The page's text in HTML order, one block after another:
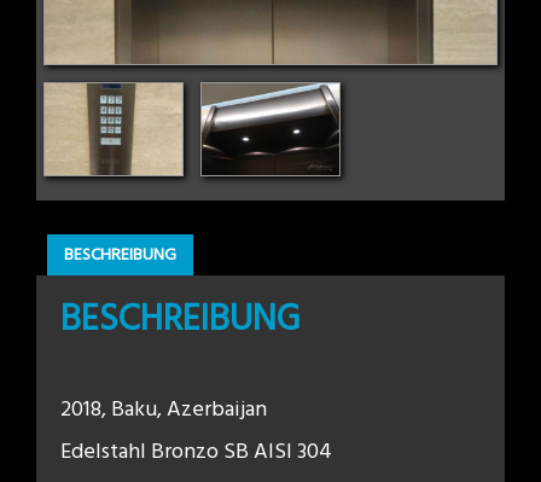
BESCHREIBUNG
BESCHREIBUNG
2018, Baku, Azerbaijan
Edelstahl Bronzo SB AISI 304